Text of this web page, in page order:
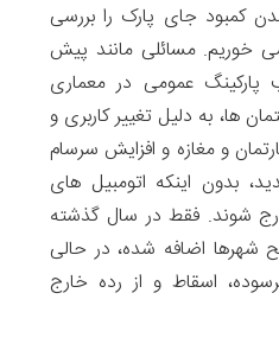
کمبود جای پارک را بررسی
خوریم. مسائلی مانند پیش
عمومی در معماری
ها، به دلیل تغییر کاربری و
و مغازه و افزایش سرسام
بدون اینکه اتومبیل های
شوند. فقط در سال گذشته
شهرها اضافه شده، در حالی
فرسوده، اسقاط و از رده خارج